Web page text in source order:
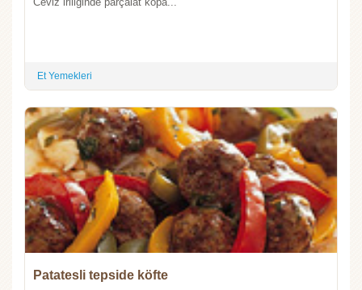
Et Yemekleri
Patatesli tepside köfte